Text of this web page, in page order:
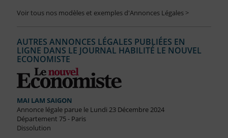
Voir tous nos modèles et exemples d'Annonces Légales >
AUTRES ANNONCES LÉGALES PUBLIÉES EN
LIGNE DANS LE JOURNAL HABILITÉ LE NOUVEL
ECONOMISTE
MAI LAM SAIGON
Annonce légale parue le Lundi 23 Décembre 2024
Département 75 - Paris
Dissolution